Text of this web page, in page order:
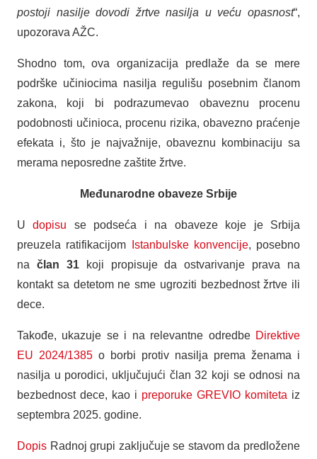
postoji nasilje dovodi žrtve nasilja u veću opasnost“,
upozorava AŽC.
Shodno tom, ova organizacija predlaže da se mere
podrške učiniocima nasilja regulišu posebnim članom
zakona, koji bi podrazumevao obaveznu procenu
podobnosti učinioca, procenu rizika, obavezno praćenje
efekata i, što je najvažnije, obaveznu kombinaciju sa
merama neposredne zaštite žrtve.
Međunarodne obaveze Srbije
Udopisu se podseća i na obaveze koje je Srbija
preuzela ratifikacijom
Istanbulske konvencije, posebno
na član 31koji propisuje da ostvarivanje prava na
kontakt sa detetom ne sme ugroziti bezbednost žrtve ili
dece.
Takođe, ukazuje se i na relevantne odredbe Direktive
EU 2024/1385 o borbi protiv nasilja prema ženama i
nasilja u porodici, uključujući član 32 koji se odnosi na
bezbednost dece, kao i preporuke GREVIO komiteta iz
septembra 2025. godine.
Dopis Radnoj grupi zaključuje se stavom da predložene